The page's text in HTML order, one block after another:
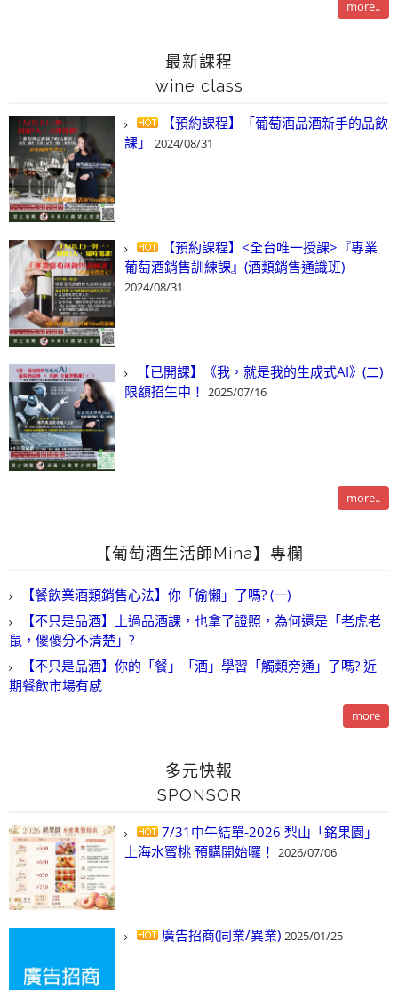
more..
最新課程
wine class
【預約課程】「葡萄酒品酒新手的品飲
課」
2024/08/31
【預約課程】<全台唯一授課>『專業
葡萄酒銷售訓練課』(酒類銷售通識班)
2024/08/31
【已開課】《我，就是我的生成式AI》(二)
限額招生中！ 2025/07/16
more..
【葡萄酒生活師Mina】專欄
【餐飲業酒類銷售心法】你「偷懶」了嗎? (一)
【不只是品酒】上過品酒課，也拿了證照，為何還是「老虎老
鼠，傻傻分不清楚」?
【不只是品酒】你的「餐」「酒」學習「觸類旁通」了嗎? 近
期餐飲市場有感
more
多元快報
SPONSOR
7/31中午結單-2026 梨山「銘果園」
上海水蜜桃 預購開始囉！ 2026/07/06
廣告招商(同業/異業) 2025/01/25